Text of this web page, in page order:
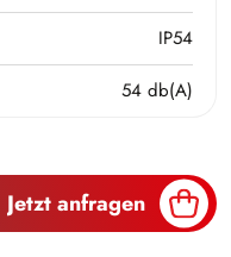
IP54
54 db(A)
Jetzt anfragen